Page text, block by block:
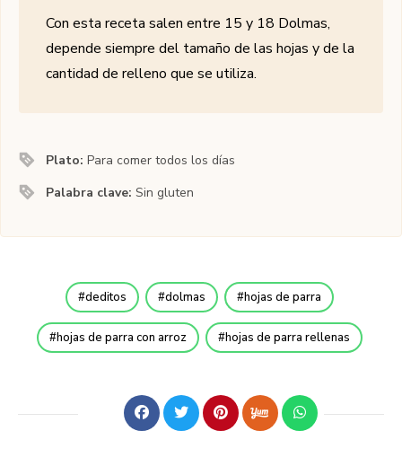
Con esta receta salen entre 15 y 18 Dolmas,
depende siempre del tamaño de las hojas y de la
cantidad de relleno que se utiliza.
Plato:Para comer todos los días
Palabra clave:Sin gluten
deditos dolmas hojas de parra
hojas de parra con arroz hojas de parra rellenas